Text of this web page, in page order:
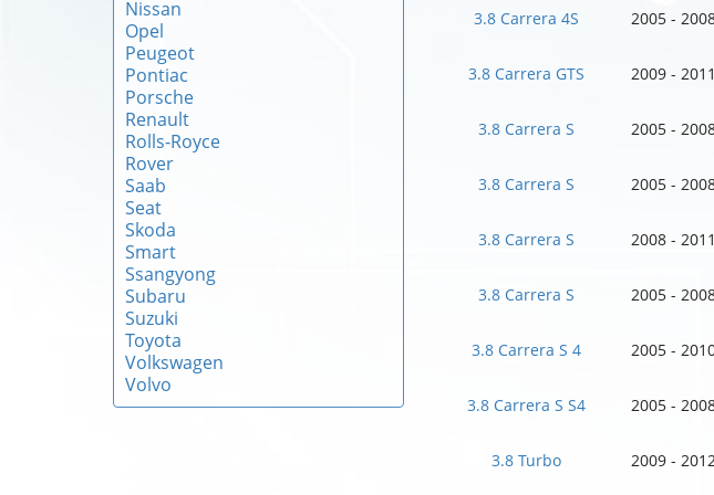
Nissan
Opel
Peugeot
Pontiac
Porsche
Renault
Rolls-Royce
Rover
Saab
Seat
Skoda
Smart
Ssangyong
Subaru
Suzuki
Toyota
Volkswagen
Volvo
3.8 Carrera 4S 2005 -
3.8 Carrera GTS 2009 - 2011
3.8 Carrera S 2005 -
3.8 Carrera S 2005 -
3.8 Carrera S 2008 - 2011
3.8 Carrera S 2005 -
3.8 Carrera S 4 2005 -
3.8 Carrera S S4 2005 -
3.8 Turbo 2009 -